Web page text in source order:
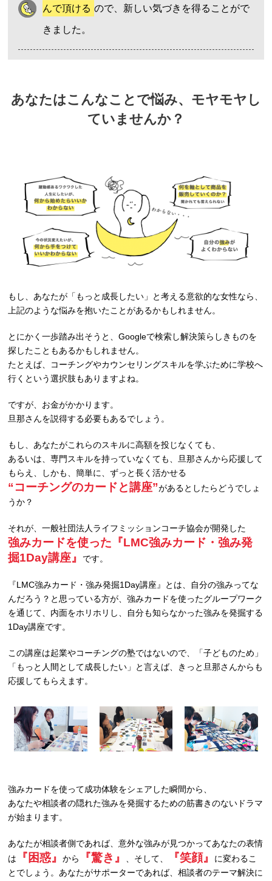
んで頂ける ので、新しい気づきを得ることがで
きました。
あなたはこんなことで悩み、モヤモヤし
ていませんか？
もし、あなたが「もっと成長したい」と考える意欲的な女性なら、
上記のような悩みを抱いたことがあるかもしれません。
とにかく一歩踏み出そうと、Googleで検索し解決策らしきものを
探したこともあるかもしれません。
たとえば、コーチングやカウンセリングスキルを学ぶために学校へ
行くという選択肢もありますよね。
ですが、お金がかかります。
旦那さんを説得する必要もあるでしょう。
もし、あなたがこれらのスキルに高額を投じなくても、
あるいは、専門スキルを持っていなくても、旦那さんから応援して
もらえ、しかも、簡単に、ずっと長く活かせる
“コーチングのカードと講座”があるとしたらどうでしょ
うか？
それが、一般社団法人ライフミッションコーチ協会が開発した
強みカードを使った『LMC強みカード・強み発
掘1Day講座』
です。
『LMC強みカード・強み発掘1Day講座』とは、自分の強みってな
んだろう？と思っている方が、強みカードを使ったグループワーク
を通じて、内面をホリホリし、自分も知らなかった強みを発掘する
1Day講座です。
この講座は起業やコーチングの塾ではないので、「子どものため」
「もっと人間として成長したい」と言えば、きっと旦那さんからも
応援してもらえます。
強みカードを使って成功体験をシェアした瞬間から、
あなたや相談者の隠れた強みを発掘するための筋書きのないドラマ
が始まります。
あなたが相談者側であれば、意外な強みが見つかってあなたの表情
は
『困惑』から 『驚き』 、そして、 『笑顔』
に変わるこ
とでしょう。あなたがサポーターであれば、相談者のテーマ解決に